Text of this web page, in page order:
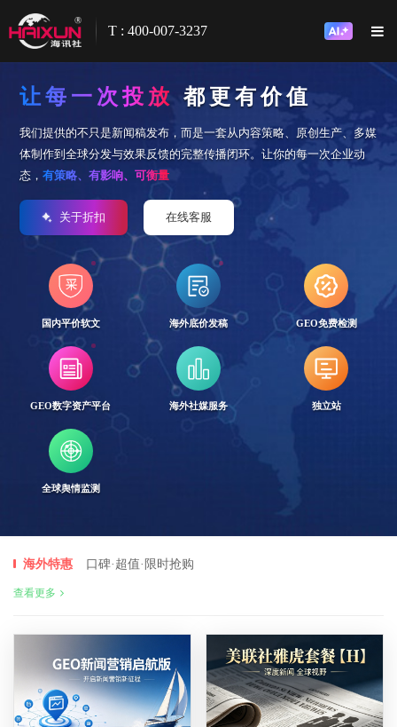
T : 400-007-3237
让每一次投放 都更有价值
我们提供的不只是新闻稿发布，而是一套从内容策略、原创生产、多媒
体制作到全球分发与效果反馈的完整传播闭环。让你的每一次企业动
态，有策略、有影响、可衡量
关于折扣 在线客服
国内平价软文 海外底价发稿 GEO免费检测
GEO数字资产平台 海外社媒服务 独立站
全球舆情监测
海外特惠 口碑·超值·限时抢购
查看更多